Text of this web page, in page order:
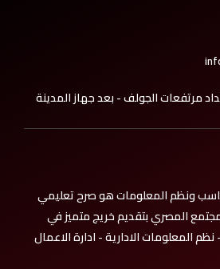
مرتفعات الجولف - بعد جهاز المدينة
ونظم المعلومات هو صرح تعليمي
المصري بتقديم خريج متميز في
المعلومات الادارية - ادارة الاعمال